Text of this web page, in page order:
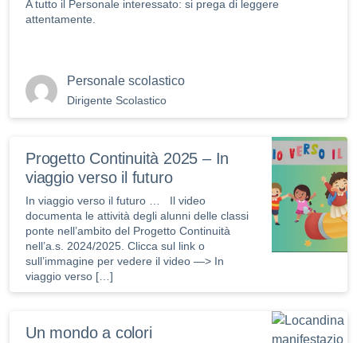
A tutto il Personale interessato: si prega di leggere
attentamente.
Personale scolastico
Dirigente Scolastico
Progetto Continuità 2025 – In
viaggio verso il futuro
In viaggio verso il futuro … Il video
documenta le attività degli alunni delle classi
ponte nell’ambito del Progetto Continuità
nell’a.s. 2024/2025. Clicca sul link o
sull’immagine per vedere il video —> In
viaggio verso […]
Un mondo a colori